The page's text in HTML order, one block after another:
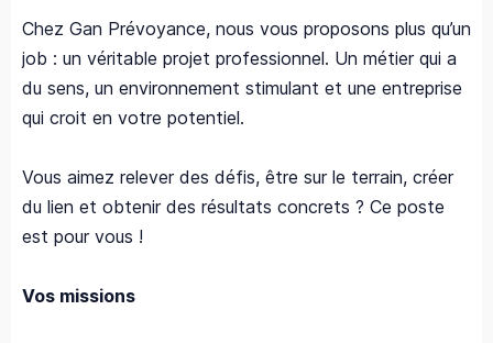
Chez Gan Prévoyance, nous vous proposons plus qu’un
job : un véritable projet professionnel. Un métier qui a
du sens, un environnement stimulant et une entreprise
qui croit en votre potentiel.
Vous aimez relever des défis, être sur le terrain, créer
du lien et obtenir des résultats concrets ? Ce poste
est pour vous !
Vos missions